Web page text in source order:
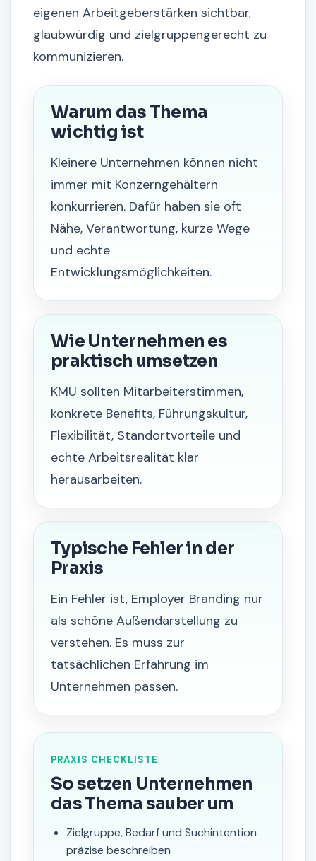
eigenen Arbeitgeberstärken sichtbar,
glaubwürdig und zielgruppengerecht zu
kommunizieren.
Warum das Thema
wichtig ist
Kleinere Unternehmen können nicht
immer mit Konzerngehältern
konkurrieren. Dafür haben sie oft
Nähe, Verantwortung, kurze Wege
und echte
Entwicklungsmöglichkeiten.
Wie Unternehmen es
praktisch umsetzen
KMU sollten Mitarbeiterstimmen,
konkrete Benefits, Führungskultur,
Flexibilität, Standortvorteile und
echte Arbeitsrealität klar
herausarbeiten.
Typische Fehler in der
Praxis
Ein Fehler ist, Employer Branding nur
als schöne Außendarstellung zu
verstehen. Es muss zur
tatsächlichen Erfahrung im
Unternehmen passen.
PRAXIS CHECKLISTE
So setzen Unternehmen
das Thema sauber um
Zielgruppe, Bedarf und Suchintention
präzise beschreiben